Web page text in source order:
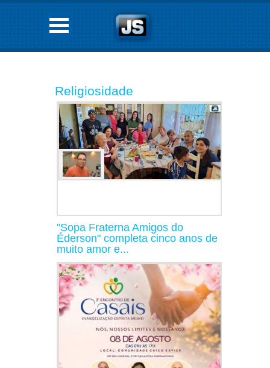
Religiosidade
"Sopa Fraterna Amigos do
Éderson" completa cinco anos de
muito amor e...